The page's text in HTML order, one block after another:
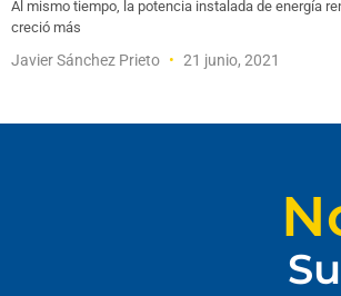
Al mismo tiempo, la potencia instalada de energía
creció más
Javier Sánchez Prieto 21 junio, 2021